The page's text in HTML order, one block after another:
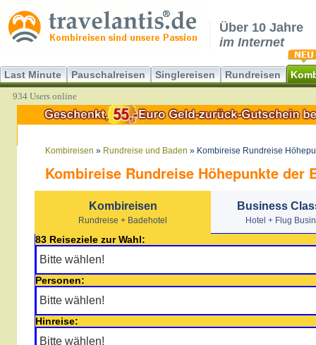
Über 10 Jahre
im Internet
Last Minute Pauschalreisen Singlereisen Rundreisen
934 Users online
Kombireisen » Rundreise und Baden » Kombireise Rundreise
Kombireise Rundreise Höhepunkte der
Kombireisen
Rundreise + Badehotel
Business
Hotel + Flug
83 Reiseziele zur Wahl:
Personen:
Hinreise: